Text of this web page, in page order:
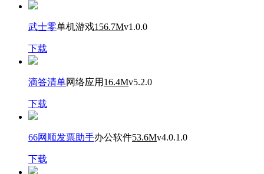
武士零单机游戏156.7Mv1.0.0
下载
滴答清单网络应用 16.4Mv5.2.0
下载
66网顺发票助手办公软件53.6Mv4.0.1.0
下载